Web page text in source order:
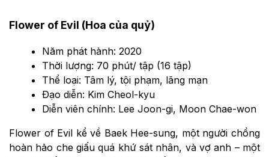
Flower of Evil (Hoa của quỷ)
Năm phát hành: 2020
Thời lượng: 70 phút/ tập (16 tập)
Thể loại: Tâm lý, tội phạm, lãng mạn
Đạo diễn: Kim Cheol-kyu
Diễn viên chính: Lee Joon-gi, Moon Chae-won
Flower of Evil kể về Baek Hee-sung, một người chồng
hoàn hảo che giấu quá khứ sát nhân, và vợ anh – một